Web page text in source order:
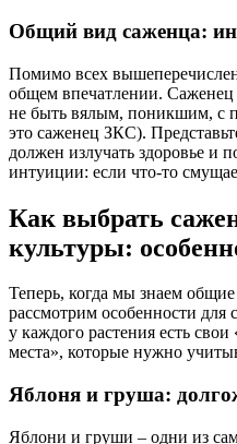
Общий вид саженца:
Помимо всех
общем впечатлении. Саженец
не быть вялым, поникшим, с
это саженец ЗКС).
должен излучать здоровье и
интуиции: если что-то
Как выбрать
культуры:
Теперь, когда мы знаем
рассмотрим особенности для
у каждого растения есть
места», которые нужно
Яблоня и груша:
Яблони и груши – одни из